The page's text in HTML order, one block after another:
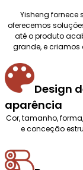
Yisheng fornece
oferecemos
até o produto
grande, e criamos
Design
aparência
Cor, tamanho,
e conceção